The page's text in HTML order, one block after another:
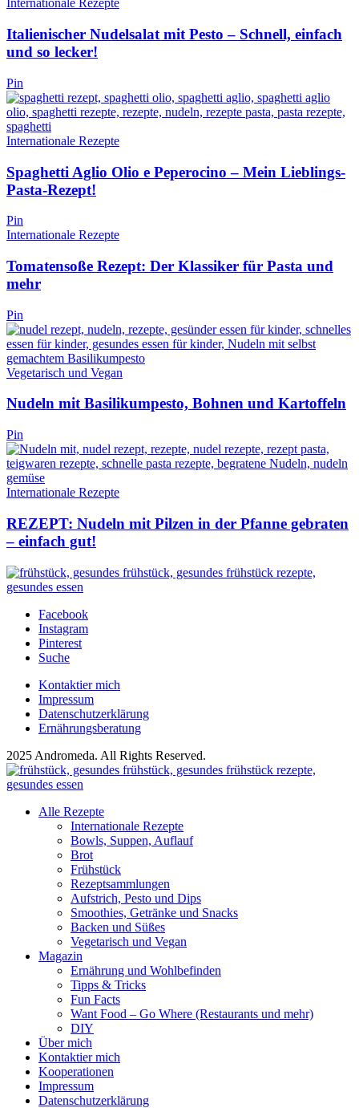
Internationale Rezepte
Italienischer Nudelsalat mit Pesto – Schnell, einfach
und so lecker!
Pin
Internationale Rezepte
Spaghetti Aglio Olio e Peperocino – Mein Lieblings-
Pasta-Rezept!
Pin
Internationale Rezepte
Tomatensoße Rezept: Der Klassiker für Pasta und
mehr
Pin
Vegetarisch und Vegan
Nudeln mit Basilikumpesto, Bohnen und Kartoffeln
Pin
Internationale Rezepte
REZEPT: Nudeln mit Pilzen in der Pfanne gebraten
– einfach gut!
Facebook
Instagram
Pinterest
Suche
Kontaktier mich
Impressum
Datenschutzerklärung
Ernährungsberatung
2025 Andromeda. All Rights Reserved.
Alle Rezepte
Internationale Rezepte
Bowls, Suppen, Auflauf
Brot
Frühstück
Rezeptsammlungen
Aufstrich, Pesto und Dips
Smoothies, Getränke und Snacks
Backen und Süßes
Vegetarisch und Vegan
Magazin
Ernährung und Wohlbefinden
Tipps & Tricks
Fun Facts
Want Food – Go Where (Restaurants und mehr)
DIY
Über mich
Kontaktier mich
Kooperationen
Impressum
Datenschutzerklärung